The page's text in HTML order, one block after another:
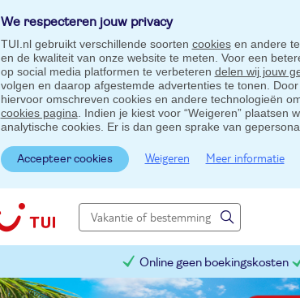
We respecteren jouw privacy
TUI.nl gebruikt verschillende soorten cookiesen andere
en de kwaliteit van onze website te meten. Voor een
op social media platformen te verbeteren delen wij jouw
volgen en daarop afgestemde advertenties te tonen.
hiervoor omschreven cookies en andere technologieën
cookies pagina . Indien je kiest voor “Weigeren”
analytische cookies. Er is dan geen sprake van
Accepteer cookies Weigeren Meer informatie
Online geen boekingskosten